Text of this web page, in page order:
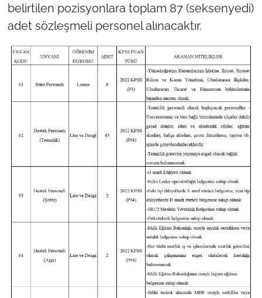
belirtilen pozisyonlara toplam 87 (seksenyedi)
adet sözleşmeli personel alınacaktır.